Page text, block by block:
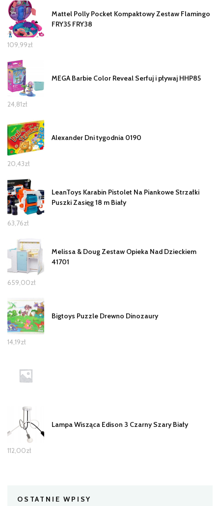
Mattel Polly Pocket Kompaktowy Zestaw Flamingo
FRY35 FRY38
109,99zł
MEGA Barbie Color Reveal Serfuj i pływaj HHP85
24,81zł
Alexander Dni tygodnia 0190
20,43zł
LeanToys Karabin Pistolet Na Piankowe Strzałki
Puszki Zasięg 18 m Biały
63,76zł
Melissa & Doug Zestaw Opieka Nad Dzieckiem
41701
659,00zł
Bigtoys Puzzle Drewno Dinozaury
14,19zł
Lampa Wisząca Edison 3 Czarny Szary Biały
112,00zł
OSTATNIE WPISY